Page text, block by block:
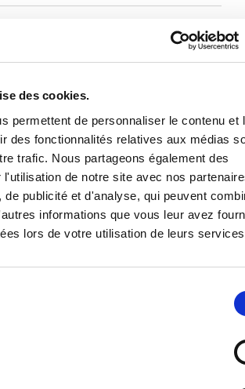
des cookies.
permettent de personnaliser le contenu et
des fonctionnalités relatives aux médias
trafic. Nous partageons également des
l'utilisation de notre site avec nos
de publicité et d'analyse, qui peuvent
informations que vous leur avez
lors de votre utilisation de leurs
À VOTRE QUESTION ?
NOUS VIA NOTRE
FORMULAIRE